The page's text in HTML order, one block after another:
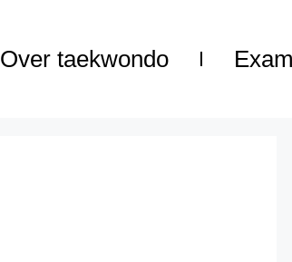
Over taekwondo